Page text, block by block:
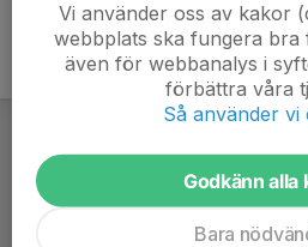
Vi använder oss av kakor
webbplats ska fungera bra
även för webbanalys i
förbättra våra
Så använder vi
Godkänn alla
Bara